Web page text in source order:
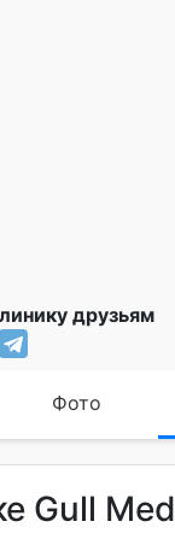
друзьям
Фото
Gull Med